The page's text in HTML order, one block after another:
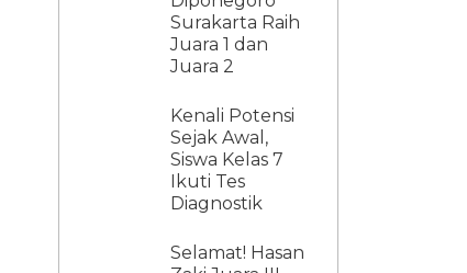
Surakarta Raih
Juara 1 dan
Juara 2
Kenali Potensi
Sejak Awal,
Siswa Kelas 7
Ikuti Tes
Diagnostik
Selamat! Hasan